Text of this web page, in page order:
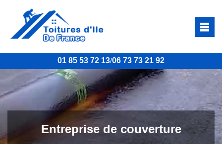
01 85 53 72 13/06 73 73 21 92
Entreprise de couverture